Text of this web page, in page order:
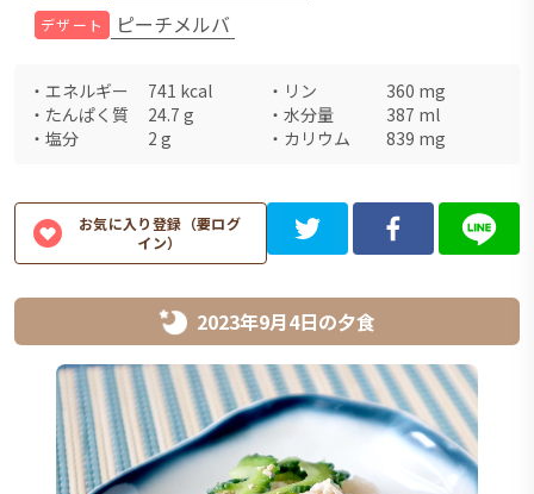
デザート ピーチメルバ
・ エネルギー 741 kcal ・ リン 360 mg
・ たんぱく質 24.7 g ・ 水分量 387 ml
・ 塩分 2 g ・ カリウム 839 mg
お気に入り登録（要ログ
イン）
2023年9月4日の夕食